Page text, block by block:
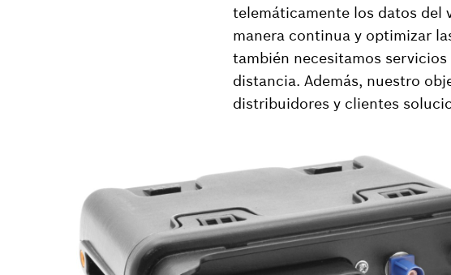
telemáticamente los datos del
manera continua y optimizar
también necesitamos
distancia. Además, nuestro
distribuidores y clientes